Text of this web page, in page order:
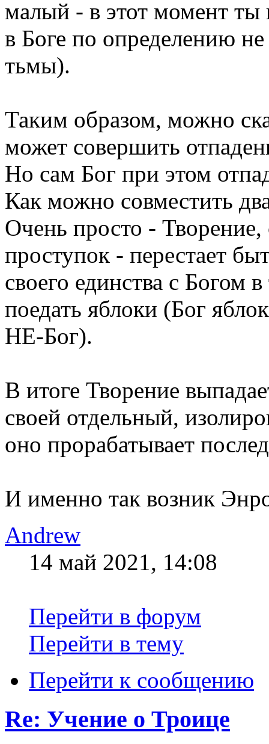
малый - в этот момент ты
в Боге по определению
тьмы).
Таким образом, можно
может совершить
Но сам Бог при этом
Как можно совместить
Очень просто -
проступок - перестает
своего единства с Богом
поедать яблоки (Бог
НЕ-Бог).
В итоге Творение
своей отдельный,
оно прорабатывает
И именно так возник
Andrew
14 май 2021, 14:08
Перейти в форум
Перейти в тему
Перейти к сообщению
Re: Учение о Троице